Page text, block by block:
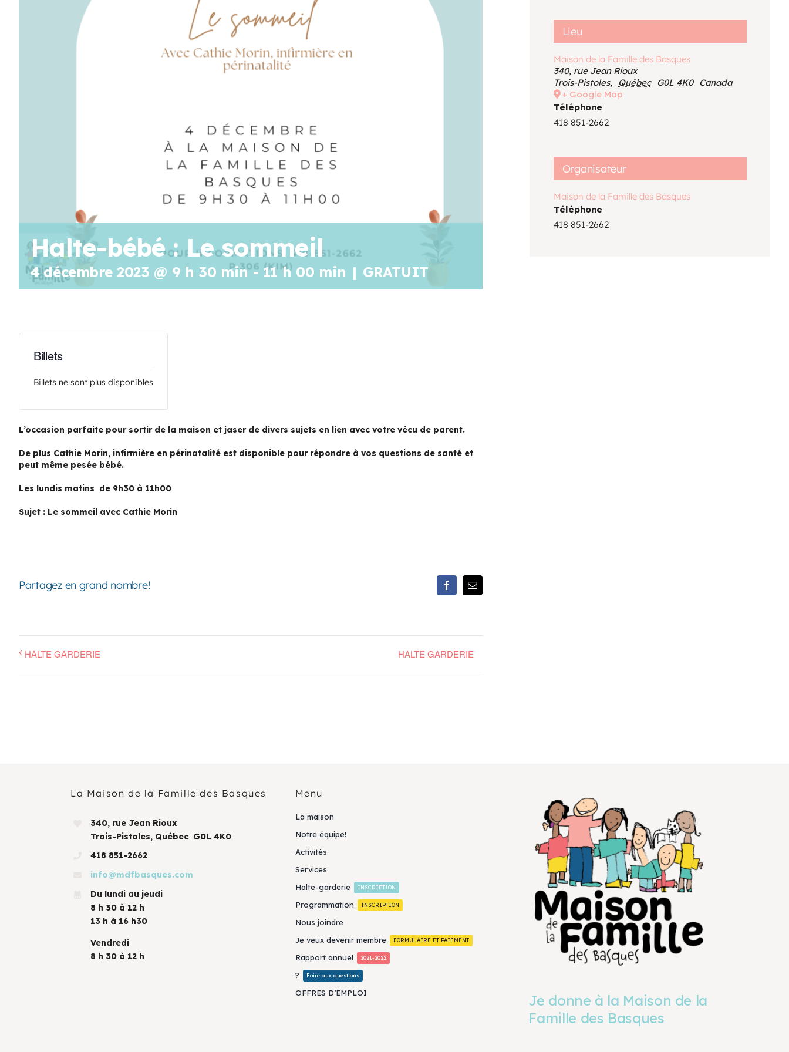
AOÛT
19
11 H 30 Min
Pique-nique au parc poisson – Trois-Pistoles
Halte-bébé : Le sommeil
4 décembre 2023 @ 9 h 30 min- 11 h 00 min | GRATUIT
Billets
Billets ne sont plus disponibles
L’occasion parfaite pour sortir de la maison et jaser de divers sujets en lien avec votre vécu de parent.
De plus Cathie Morin, infirmière en périnatalité est disponible pour répondre à vos questions de santé et
peut même pesée bébé.
Les lundis matins de 9h30 à 11h00
Sujet : Le sommeil avec Cathie Morin
Partagez en grand nombre! FacebookEmail
HALTE GARDERIE HALTE GARDERIE
Lieu
Maison de la Famille des Basques
340, rue Jean Rioux
Trois-Pistoles, Québec G0L 4K0 Canada
+ Google Map
Téléphone
418 851-2662
Organisateur
Maison de la Famille des Basques
Téléphone
418 851-2662
La Maison de la Famille des Basques
340, rue Jean Rioux
Trois-Pistoles, Québec G0L 4K0
418 851-2662
info@mdfbasques.com
Du lundi au jeudi
8 h 30 à 12 h
13 h à 16 h30
Vendredi
8 h 30 à 12 h
Menu
La maison
Notre équipe!
Activités
Services
Halte-garderie
INSCRIPTION
Programmation INSCRIPTION
Nous joindre
Je veux devenir membre
FORMULAIRE ET PAIEMENT
Rapport annuel 2021-2022
? Foire aux questions
OFFRES D’EMPLOI
Je donne à la Maison de la
Famille des Basques